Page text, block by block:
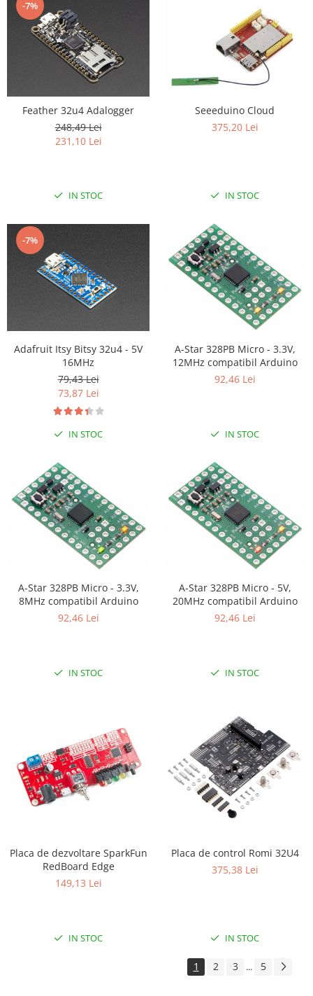
Platforme de dezvoltare
Arduino
Raspberry
ARM
Intel
Latte Panda
Micro:bit
Olinuxino
Photon
Platforme de dezvoltare
Senzori
Accelerometru
Forta
Giroscop
Magnetic
PIR
Radar
Tensiune
Termocuple
-7%
Feather 32u4 Adalogger
248,49 Lei
231,10 Lei
IN STOC
Seeeduino Cloud
375,20 Lei
IN STOC
-7%
Adafruit Itsy Bitsy 32u4 - 5V
16MHz
79,43 Lei
73,87 Lei
IN STOC
A-Star 328PB Micro - 3.3V,
12MHz compatibil Arduino
92,46 Lei
IN STOC
A-Star 328PB Micro - 3.3V,
8MHz compatibil Arduino
92,46 Lei
IN STOC
A-Star 328PB Micro - 5V,
20MHz compatibil Arduino
92,46 Lei
IN STOC
Placa de dezvoltare SparkFun
RedBoard Edge
149,13 Lei
IN STOC
Placa de control Romi 32U4
375,38 Lei
IN STOC
1 2 3 ... 5